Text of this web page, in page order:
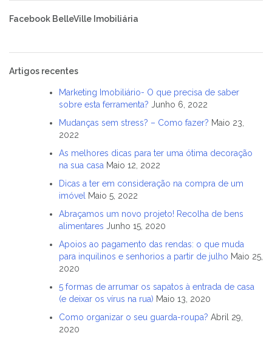
Facebook BelleVille Imobiliária
Artigos recentes
Marketing Imobiliário- O que precisa de saber
sobre esta ferramenta? Junho 6, 2022
Mudanças sem stress? – Como fazer? Maio 23,
2022
As melhores dicas para ter uma ótima decoração
na sua casa Maio 12, 2022
Dicas a ter em consideração na compra de um
imóvel Maio 5, 2022
Abraçamos um novo projeto! Recolha de bens
alimentares Junho 15, 2020
Apoios ao pagamento das rendas: o que muda
para inquilinos e senhorios a partir de julho Maio 25,
2020
5 formas de arrumar os sapatos à entrada de casa
(e deixar os vírus na rua) Maio 13, 2020
Como organizar o seu guarda-roupa? Abril 29,
2020